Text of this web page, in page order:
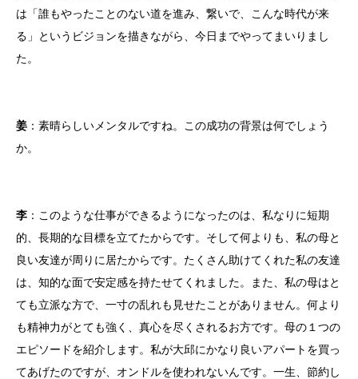
は「誰もやったことのない道を進み、繋いで、こんな時代が来
る」というビジョンを描きながら、今日までやってまいりまし
た。
姜 ：素晴らしいメンタルですね。この成功の背景は何でしょう
か。
李 ：このような仕事ができるようになったのは、私なりに短期
的、長期的な目標を立てたからです。そして何よりも、私の母と
良い友達が周りに居たからです。たくさん助けてくれた私の友達
は、知的な面で安定感を持たせてくれました。また、私の母はと
ても立派な方で、一寸の乱れも見せたことがありません。何より
も精神力がとても強く、真心を尽くされるお方です。母の１つの
エピソードを紹介します。私が大邱にかなり良いアパートを買っ
てあげたのですが、オンドルを使われないんです。一生、節約し